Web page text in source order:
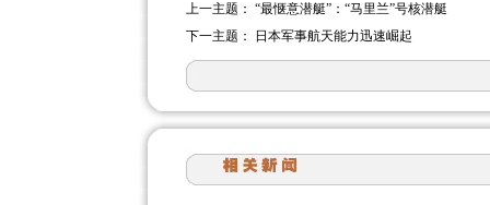
上一主题： “最惬意潜艇”：“马里兰”号核潜艇
下一主题：
日本军事航天能力迅速崛起